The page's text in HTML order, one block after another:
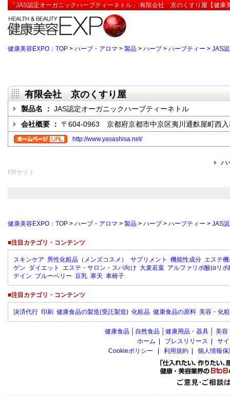
「JAS認定オーガニックハーブティーネトル」:有限会社 京のくすり屋【健康
健康美容EXPO：TOP > ハーブ・アロマ > 製品 > ハーブ > ハーブティー > JAS
有限会社 京のくすり屋
製品名 ： JAS認定オーガニックハーブティーネトル
会社概要 ： 〒604-0963 京都府京都市中京区夷川通麩屋町西
http://www.yasashisa.net/
ハ
PRサイト
健康美容EXPO：TOP > ハーブ・アロマ > 製品 > ハーブ > ハーブティー > JAS
■注目カテゴリ・コンテンツ
スキンケア 男性化粧品（メンズコスメ） サプリメント 機能性成分 エステ
ゲン ダイエット エステ・サロン・スパ向け 大麦若葉 アルファリポ酸(αリポ
テイン ブルーベリー 豆乳 寒天 車椅子
■注目カテゴリ・コンテンツ
決済代行 印刷 健康食品の製造(受託製造) 化粧品 健康食品の原料 美容・化
健康食品 自然食品 健康用品・器具 美容
ホーム
プレスリリース
サ
Cookieポリシー
利用規約 個人情報